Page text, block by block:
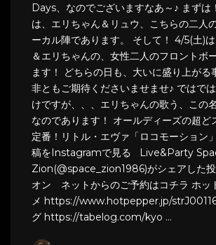
Days、なのでございますなあ～♪ まずは
は、エリちゃん＆リュウ、こちらの二人
ーカル陣であります。 そして！ 4/5(土)
＆エリちゃんの、女性二人のフロントボ
ます！ どちらの日も、大いに盛り上がる
非ともご期待くださいませませ♪ ではで
けですが、、、エリちゃんの歌う、この
なのであります！ オールディーズの超ど
定番！リトル・エヴァ「ロコモーション
稿をInstagramで見る Live&Party
Zion(@space_zion1986)がシェアした
オン ネットからのご予約はコチラ ホッ
メ https://www.hotpepper.jp/
グ https://tabelog.com/kyo …